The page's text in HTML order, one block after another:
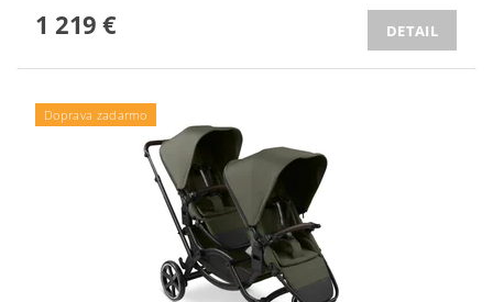
1 219 € DETAIL
Doprava zadarmo